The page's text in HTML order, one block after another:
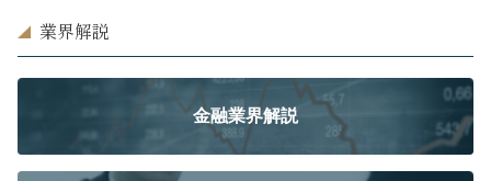
業界解説
金融業界解説